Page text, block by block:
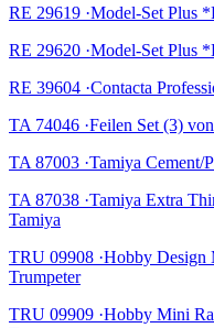
RE 29619 ·Model-Set Plus
RE 29620 ·Model-Set Plus
RE 39604 ·Contacta
TA 74046 ·Feilen Set (3)
TA 87003 ·Tamiya Cement/
TA 87038 ·Tamiya Extra
Tamiya
TRU 09908 ·Hobby Design
Trumpeter
TRU 09909 ·Hobby Mini